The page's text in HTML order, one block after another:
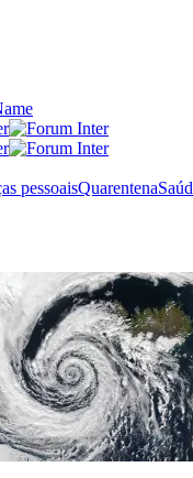
pessoaisQuarentena